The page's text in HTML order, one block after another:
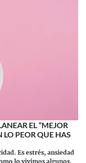
EL “MEJOR
LO PEOR QUE HAS
Es estrés, ansiedad
lo vivimos algunos.